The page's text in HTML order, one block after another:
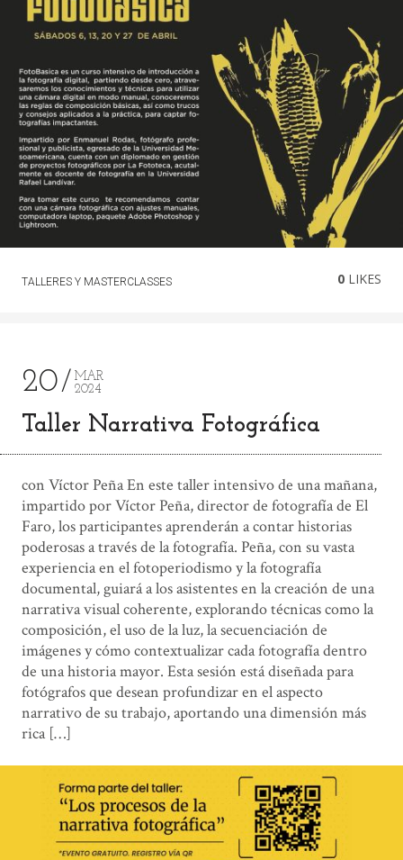
TALLERES Y MASTERCLASSES 0 LIKES
20
MAR
2024
Taller Narrativa Fotográfica
con Víctor Peña En este taller intensivo de una mañana,
impartido por Víctor Peña, director de fotografía de El
Faro, los participantes aprenderán a contar historias
poderosas a través de la fotografía. Peña, con su vasta
experiencia en el fotoperiodismo y la fotografía
documental, guiará a los asistentes en la creación de una
narrativa visual coherente, explorando técnicas como la
composición, el uso de la luz, la secuenciación de
imágenes y cómo contextualizar cada fotografía dentro
de una historia mayor. Esta sesión está diseñada para
fotógrafos que desean profundizar en el aspecto
narrativo de su trabajo, aportando una dimensión más
rica […]